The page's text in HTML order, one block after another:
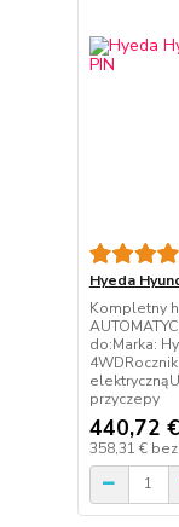
Hyeda
Kompletny
do:Marka:
przyczepy
440,72 €
358,31 €